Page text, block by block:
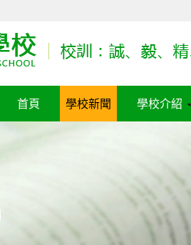
首頁 學校新聞 學校介紹